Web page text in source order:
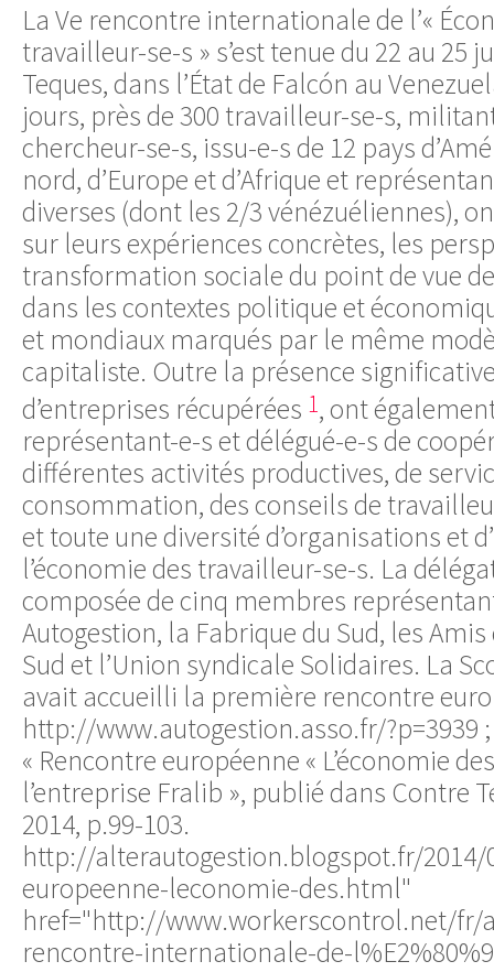
La Ve rencontre internationale de l’«
travailleur-se-s » s’est tenue du 22 au 25
Teques, dans l’État de Falcón au
jours, près de 300 travailleur-se-s,
chercheur-se-s, issu-e-s de 12 pays
nord, d’Europe et d’Afrique et
diverses (dont les 2/3 vénézuéliennes),
sur leurs expériences concrètes, les
transformation sociale du point de vue
dans les contextes politique et
et mondiaux marqués par le même
capitaliste. Outre la présence
d’entreprises récupérées 1, ont
représentant-e-s et délégué-e-s de
différentes activités productives, de
consommation, des conseils de
et toute une diversité d’organisations et
l’économie des travailleur-se-s. La
composée de cinq membres
Autogestion, la Fabrique du Sud, les
Sud et l’Union syndicale Solidaires. La
avait accueilli la première rencontre
http://www.autogestion.asso.fr/?p=3939
« Rencontre européenne « L’économie
l’entreprise Fralib », publié dans Contre
2014, p.99-103.
http://alterautogestion.blogspot.fr/
europeenne-leconomie-des.html"
href="http://www.workerscontrol.net/fr/
rencontre-internationale-de-